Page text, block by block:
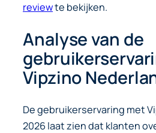
reviewte bekijken.
Analyse van de
Vipzino
De gebruikerservaring met
2026 laat zien dat klanten